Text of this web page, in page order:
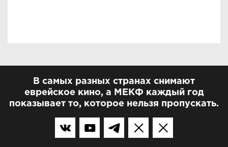
В самых разных странах снимают
еврейское кино, а МЕКФ каждый год
показывает то, которое нельзя пропускать.